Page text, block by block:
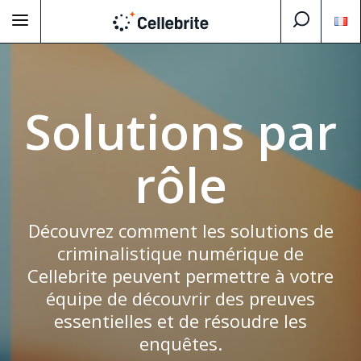
Solutions par
rôle
Découvrez comment les solutions de
criminalistique numérique de
Cellebrite peuvent permettre à votre
équipe de découvrir des preuves
essentielles et de résoudre les
enquêtes.